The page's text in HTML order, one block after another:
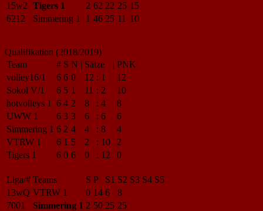
15w2 Tigers 1 2 62 22 25 15
6212
Simmering 1 1 46 25 11 10
Qualifikation (2018/2019)
Team
# S N | Sätze | PNK
volley16/1
6 6 0 12 : 1
12
Sokol V/1
6 5 1 11 : 2
10
hotvolleys 1
6 4 2 8 : 4
8
UWW 1
6 3 3 6 : 6
6
Simmering 1 6 2 4 4 : 8
4
VTRW 1
6 1 5 2 : 10
2
Tigers 1
6 0 6 0 : 12 0
Liga/# Teams S P S1 S2 S3 S4 S5
13wQ VTRW 1 0 14 6
8
7001
Simmering 1 2 50 25 25